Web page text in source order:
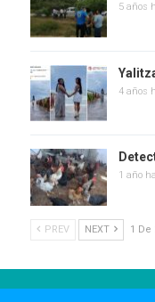
5 años
4 años
1 año
PREV NEXT 1 De